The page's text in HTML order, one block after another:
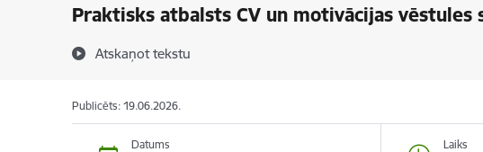
Praktisks atbalsts CV un motivācijas vēstules
Atskaņot tekstu
Publicēts: 19.06.2026.
Datums Laiks